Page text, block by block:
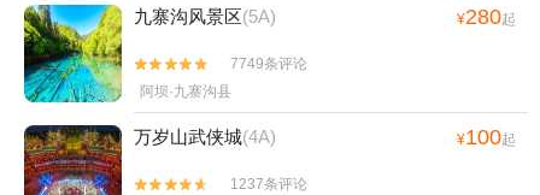
九寨沟风景区(5A) ¥280起


7749条评论
阿坝·九寨沟县
万岁山武侠城(4A) ¥100起


1237条评论